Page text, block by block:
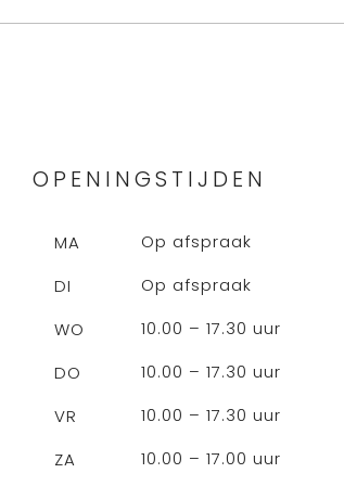
OPENINGSTIJDEN
MA
Op afspraak
DI
Op afspraak
WO
10.00 – 17.30 uur
DO
10.00 – 17.30 uur
VR
10.00 – 17.30 uur
ZA
10.00 – 17.00 uur